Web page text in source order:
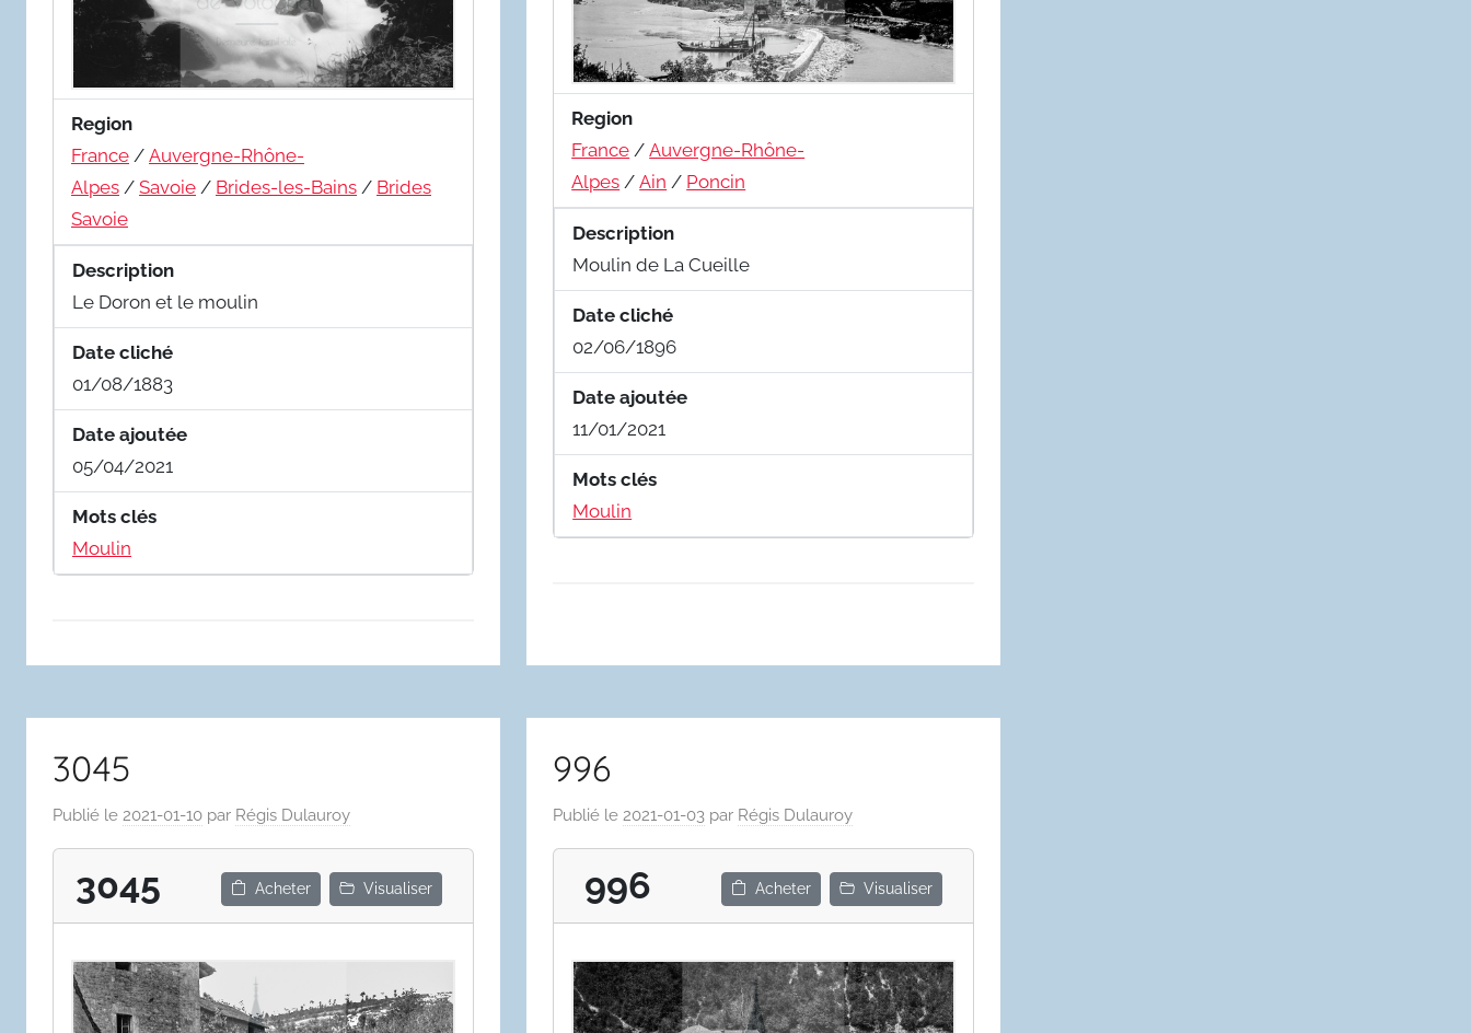
Region
France / Auvergne-Rhône-
Alpes / Savoie / Brides-les-Bains / Brides
Savoie
Description
Le Doron et le moulin
Date cliché
01/08/1883
Date ajoutée
05/04/2021
Mots clés
Moulin
Region
France /Auvergne-Rhône-
Alpes /Ain / Poncin
Description
Moulin de La Cueille
Date cliché
02/06/1896
Date ajoutée
11/01/2021
Mots clés
Moulin
3045
Publié le 2021-01-10 par Régis Dulauroy
3045 Acheter Visualiser
996
Publié le2021-01-03 par Régis Dulauroy
996 Acheter Visualiser